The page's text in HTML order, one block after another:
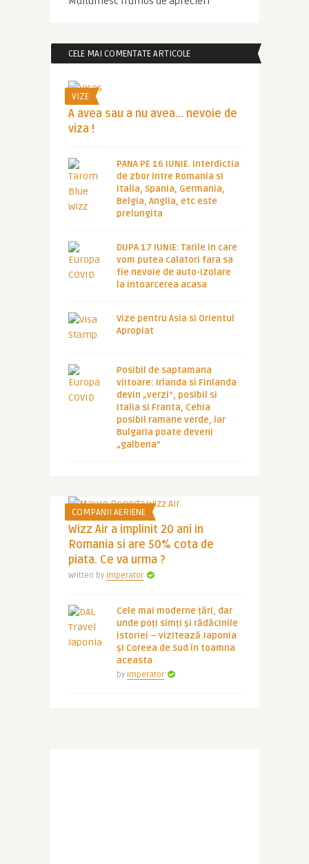
CELE MAI COMENTATE ARTICOLE
VIZE
A avea sau a nu avea… nevoie de
viza !
PANA PE 16 IUNIE. Interdictia
de zbor intre Romania si
Italia, Spania, Germania,
Belgia, Anglia, etc este
prelungita
DUPA 17 IUNIE: Tarile in care
vom putea calatori fara sa
fie nevoie de auto-izolare
la intoarcerea acasa
Vize pentru Asia si Orientul
Apropiat
Posibil de saptamana
viitoare: Irlanda si Finlanda
devin „verzi”, posibil si
Italia si Franta, Cehia
posibil ramane verde, iar
Bulgaria poate deveni
„galbena”
COMPANII AERIENE
Wizz Air a implinit 20 ani in
Romania si are 50% cota de
piata. Ce va urma ?
Written by Imperator
Cele mai moderne țări, dar
unde poți simți și rădăcinile
istoriei – vizitează Japonia
și Coreea de Sud în toamna
aceasta
by Imperator